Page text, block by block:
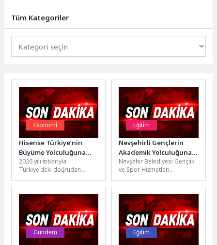
Tüm Kategoriler
Ekonomi
Hisense Türkiye’nin
Büyüme Yolculuğuna
Güçlü Atama: Ticari
Direktörlük Görevine
Ekin Doğan Çomak
2026 yılı itibarıyla
Türkiye'deki doğrudan
geçiren Hisense, televizyon
ve iklimlendirme
kategorilerindeki
büyümesini sürdürürken,...
Eğitim
Nevşehirli Gençlerin
Akademik Yolculuğuna
Işık Tutuyoruz
Nevşehir Belediyesi Gençlik
ve Spor Hizmetleri
faaliyet gösteren Gönüllü
Eğitim Merkezi, 2026 yılı...
Gündem Eğitim